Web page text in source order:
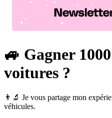
🚙 Gagner
voitures ?
👨‍🔬 Je vous partage mon
véhicules.